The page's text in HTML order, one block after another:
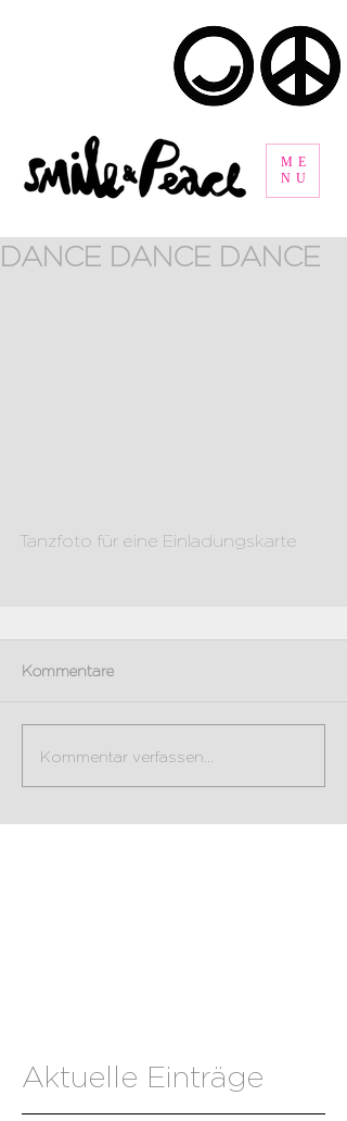
ME
NU
DANCE DANCE DANCE
Tanzfoto für eine Einladungskarte
Kommentare
Kommentar verfassen...
Aktuelle Einträge